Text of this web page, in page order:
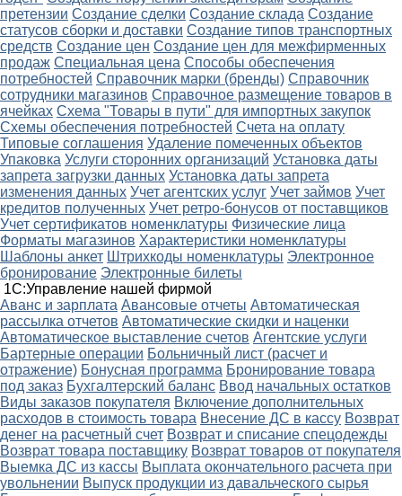
претензии Создание сделки Создание склада Создание
статусов сборки и доставки Создание типов транспортных
средств Создание цен Создание цен для межфирменных
продаж Специальная цена Способы обеспечения
потребностей Справочник марки (бренды) Справочник
сотрудники магазинов Справочное размещение товаров в
ячейках Схема "Товары в пути" для импортных закупок
Схемы обеспечения потребностей Счета на оплату
Типовые соглашения Удаление помеченных объектов
Упаковка Услуги сторонних организаций Установка даты
запрета загрузки данных Установка даты запрета
изменения данных Учет агентских услуг Учет займов Учет
кредитов полученных Учет ретро-бонусов от поставщиков
Учет сертификатов номенклатуры Физические лица
Форматы магазинов Характеристики номенклатуры
Шаблоны анкет Штрихкоды номенклатуры Электронное
бронирование Электронные билеты
1С:Управление нашей фирмой
Аванс и зарплата Авансовые отчеты Автоматическая
рассылка отчетов Автоматические скидки и наценки
Автоматическое выставление счетов Агентские услуги
Бартерные операции Больничный лист (расчет и
отражение) Бонусная программа Бронирование товара
под заказ Бухгалтерский баланс Ввод начальных остатков
Виды заказов покупателя Включение дополнительных
расходов в стоимость товара Внесение ДС в кассу Возврат
денег на расчетный счет Возврат и списание спецодежды
Возврат товара поставщику Возврат товаров от покупателя
Выемка ДС из кассы Выплата окончательного расчета при
увольнении Выпуск продукции из давальческого сырья